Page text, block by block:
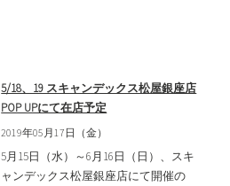
5/18、19 スキャンデックス松屋銀座店
POP UPにて在店予定
2019年05月17日（金）
5月15日（水）～6月16日（日）、スキ
ャンデックス松屋銀座店にて開催の